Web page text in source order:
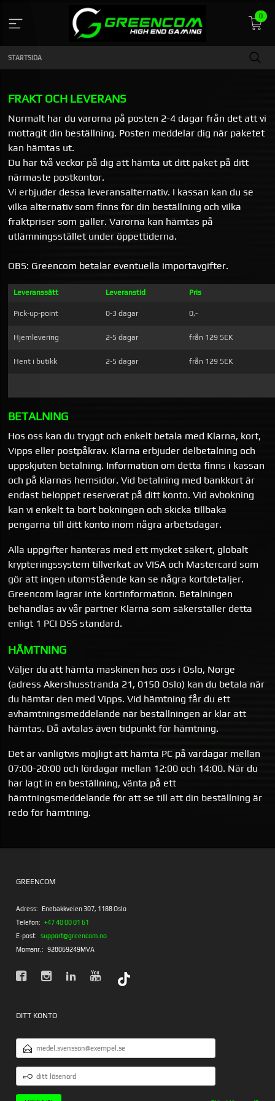
innehåll
0
STARTSIDA
FRAKT OCH LEVERANS
Normalt har du varorna på posten 2-4 dagar från det att vi
mottagit din beställning. Posten meddelar dig när paketet
kan hämtas ut.
Du har två veckor på dig att hämta ut ditt paket på ditt
närmaste postkontor.
Vi erbjuder dessa leveransalternativ. I kassan kan du se
vilka alternativ som finns för din beställning och vilka
fraktpriser som gäller. Varorna kan hämtas på
utlämningsstället under öppettiderna.
OBS: Greencom betalar eventuella importavgifter.
Leveranssätt Leveranstid Pris
Pick-up-point 0-3 dagar 0,-
Hjemlevering 2-5 dagar från 129 SEK
Hent i butikk 2-5 dagar från 129 SEK
BETALNING
Hos oss kan du tryggt och enkelt betala med Klarna, kort,
Vipps eller postpåkrav. Klarna erbjuder delbetalning och
uppskjuten betalning. Information om detta finns i kassan
och på klarnas hemsidor. Vid betalning med bankkort är
endast beloppet reserverat på ditt konto. Vid avbokning
kan vi enkelt ta bort bokningen och skicka tillbaka
pengarna till ditt konto inom några arbetsdagar.
Alla uppgifter hanteras med ett mycket säkert, globalt
krypteringssystem tillverkat av VISA och Mastercard som
gör att ingen utomstående kan se några kortdetaljer.
Greencom lagrar inte kortinformation. Betalningen
behandlas av vår partner Klarna som säkerställer detta
enligt 1 PCI DSS standard.
HÄMTNING
Väljer du att hämta maskinen hos oss i Oslo, Norge
(adress Akershusstranda 21, 0150 Oslo) kan du betala när
du hämtar den med Vipps. Vid hämtning får du ett
avhämtningsmeddelande när beställningen är klar att
hämtas. Då avtalas även tidpunkt för hämtning.
Det är vanligtvis möjligt att hämta PC på vardagar mellan
07:00-20:00 och lördagar mellan 12:00 och 14:00. När du
har lagt in en beställning, vänta på ett
hämtningsmeddelande för att se till att din beställning är
redo för hämtning.
GREENCOM
Adress: Enebakkveien 307, 1188 Oslo
Telefon: +47 40 00 01 61
E-post: support@greencom.no
Momsnr.: 928069249MVA
DITT KONTO
POSTADRESS
DITT
LÖSENORD